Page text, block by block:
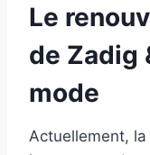
Le
de Zadig
mode
Actuellement, la